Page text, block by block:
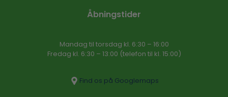
Åbningstider
Mandag til torsdag kl. 6:30 – 16​:00
Fredag kl. 6:30 – 13:00 (telefon til kl. 15:00)​
Find os på Googlemaps